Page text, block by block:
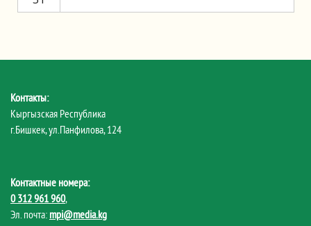
Контакты:
Кыргызская Республика
г.Бишкек, ул.Панфилова, 124
Контактные номера:
0 312 961 960,
Эл. почта: mpi@media.kg